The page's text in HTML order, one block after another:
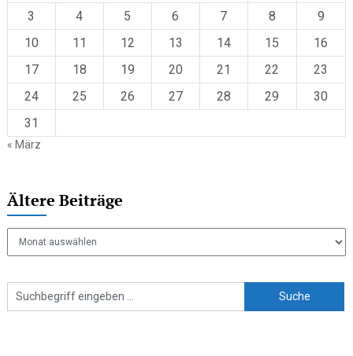
3
4 5 6 7 8
9
10
11 12 13 14 15
16
17
18 19 20 21 22
23
24
25 26 27 28 29
30
31
« März
Ältere Beiträge